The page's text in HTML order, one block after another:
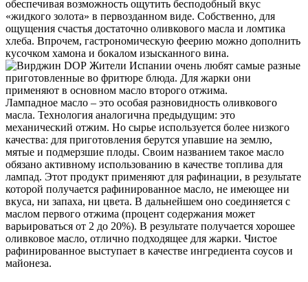
обеспечивая возможность ощутить бесподобный вкус
«жидкого золота» в первозданном виде. Собственно, для
ощущения счастья достаточно оливкового масла и ломтика
хлеба. Впрочем, гастрономическую феерию можно дополнить
кусочком хамона и бокалом изысканного вина.
Жители Испании очень любят самые разные
приготовленные во фритюре блюда. Для жарки они
применяют в основном масло второго отжима.
Лампадное масло – это особая разновидность оливкового
масла. Технология аналогична предыдущим: это
механический отжим. Но сырье используется более низкого
качества: для приготовления берутся упавшие на землю,
мятые и подмерзшие плоды. Своим названием такое масло
обязано активному использованию в качестве топлива для
лампад. Этот продукт применяют для рафинации, в результате
которой получается рафинированное масло, не имеющее ни
вкуса, ни запаха, ни цвета. В дальнейшем оно соединяется с
маслом первого отжима (процент содержания может
варьироваться от 2 до 20%). В результате получается хорошее
оливковое масло, отлично подходящее для жарки. Чистое
рафинированное выступает в качестве ингредиента соусов и
майонеза.